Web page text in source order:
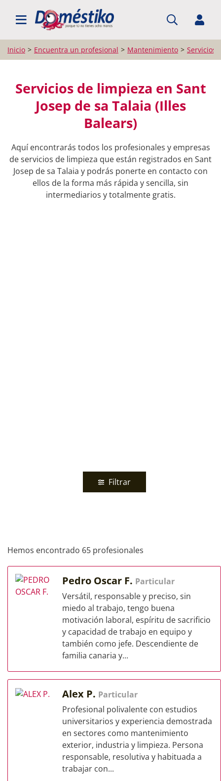
BUSCAR PROFESIONALES
Inicio Encuentra un profesional Mantenimiento Servicios
Servicios de limpieza en Sant
Josep de sa Talaia (Illes
Balears)
Aquí encontrarás todos los profesionales y empresas
de servicios de limpieza que están registrados en Sant
Josep de sa Talaia y podrás ponerte en contacto con
ellos de la forma más rápida y sencilla, sin
intermediarios y totalmente gratis.
Filtrar
Hemos encontrado 65 profesionales
Pedro Oscar F. Particular
Versátil, responsable y preciso, sin
miedo al trabajo, tengo buena
motivación laboral, espíritu de sacrificio
y capacidad de trabajo en equipo y
también como jefe. Descendiente de
familia canaria y...
Alex P. Particular
Profesional polivalente con estudios
universitarios y experiencia demostrada
en sectores como mantenimiento
exterior, industria y limpieza. Persona
responsable, resolutiva y habituada a
trabajar con...